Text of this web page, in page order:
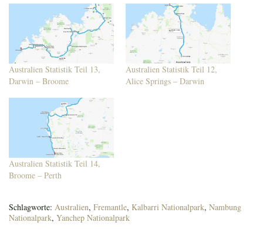
Australien Statistik Teil 13,
Darwin – Broome
Australien Statistik Teil 12,
Alice Springs – Darwin
Australien Statistik Teil 14,
Broome – Perth
Schlagworte: Australien, Fremantle, Kalbarri Nationalpark, Nambung
Nationalpark, Yanchep Nationalpark